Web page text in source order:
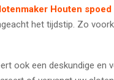
Houten spoed
het tijdstip. Zo
ook een deskundige en